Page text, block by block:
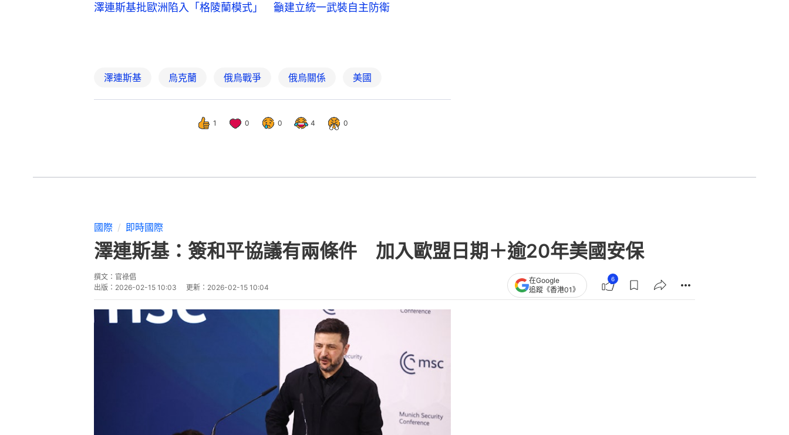
澤連斯基批歐洲陷入「格陵蘭模式」 籲建立統一武裝自主防衛
澤連斯基 烏克蘭 俄烏戰爭 俄烏關係 美國
1 0 0 4 0
國際 即時國際
澤連斯基：簽和平協議有兩條件 加入歐盟日期＋逾20年美國安保
撰文： 官祿倡
出版： 2026-02-15 10:03 更新： 2026-02-15 10:04
在Google
追蹤《香港01》
6